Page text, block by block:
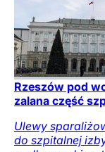
Rzeszów pod
zalana część
Ulewy
do szpitalnej